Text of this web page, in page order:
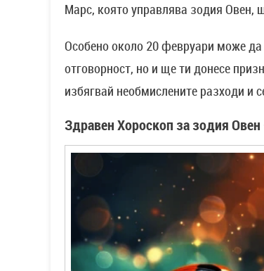
Марс, която управлява зодия Овен,
Особено около 20 февруари може
отговорност, но и ще ти донесе
избягвай необмислените разходи и
Здравен Хороскоп за зодия